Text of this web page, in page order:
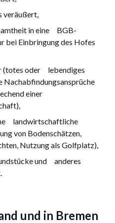
veräußert,
in eine BGB-
bei Einbringung des Hofes
(totes oder lebendiges
Nachabfindungsansprüche
einer
landwirtschaftliche
von Bodenschätzen,
Nutzung als Golfplatz),
und anderes
und in Bremen